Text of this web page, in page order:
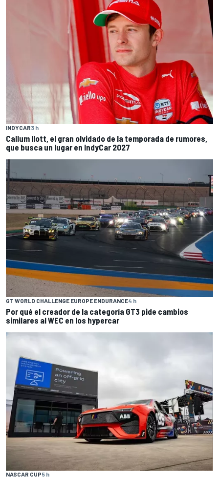
INDYCAR3 h
Callum Ilott, el gran olvidado de la temporada de rumores,
que busca un lugar en IndyCar 2027
GT WORLD CHALLENGE EUROPE ENDURANCE4 h
Por qué el creador de la categoría GT3 pide cambios
similares al WEC en los hypercar
NASCAR CUP5 h